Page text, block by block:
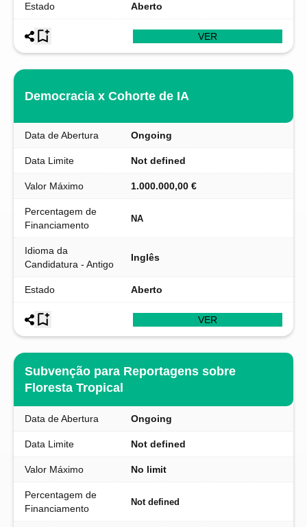
Estado Aberto
VER
Democracia x Cohorte de IA
Data de Abertura Ongoing
Data Limite Not defined
Valor Máximo 1.000.000,00 €
Percentagem de
Financiamento
NA
Idioma da
Candidatura - Antigo
Inglês
Estado Aberto
VER
Subvenção para Reportagens sobre
Floresta Tropical
Data de Abertura Ongoing
Data Limite Not defined
Valor Máximo No limit
Percentagem de
Financiamento
Not defined